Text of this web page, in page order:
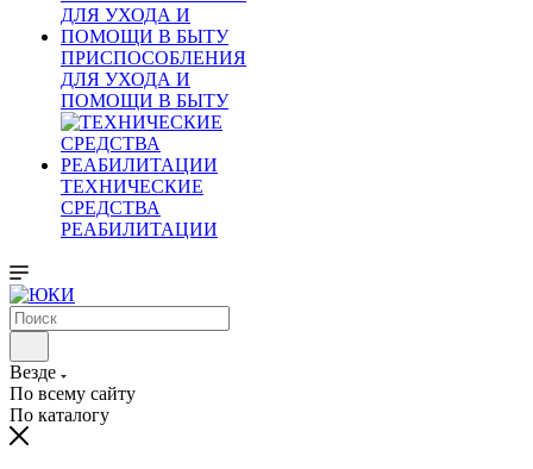
ПРИСПОСОБЛЕНИЯ
ДЛЯ УХОДА И
ПОМОЩИ В БЫТУ
ТЕХНИЧЕСКИЕ
СРЕДСТВА
РЕАБИЛИТАЦИИ
Везде
По всему сайту
По каталогу